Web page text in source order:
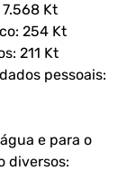
Kt
254 Kt
211 Kt
pessoais:
e para o
diversos: